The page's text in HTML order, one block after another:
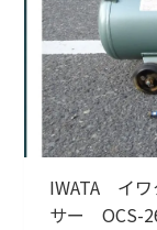
IWATA イ
サー OCS-